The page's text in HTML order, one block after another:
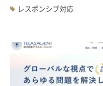
レスポンシブ対応